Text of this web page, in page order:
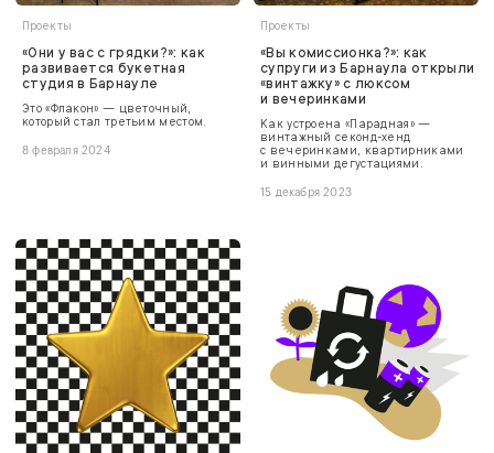
Проекты
«Они у вас с грядки?»: как
развивается букетная
студия в Барнауле
Это «Флакон» — цветочный,
который стал третьим местом.
8 февраля 2024
Проекты
«Вы комиссионка?»: как
супруги из Барнаула открыли
«винтажку» с люксом
и вечеринками
Как устроена «Парадная» —
винтажный секонд-хенд
с вечеринками, квартирниками
и винными дегустациями.
15 декабря 2023